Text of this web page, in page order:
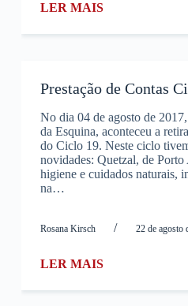
LER MAIS
Prestação de Contas
No dia 04 de agosto de
da Esquina, aconteceu a
do Ciclo 19. Neste ciclo
novidades: Quetzal, de
higiene e cuidados naturais,
na…
Rosana Kirsch / 22 de agosto
LER MAIS